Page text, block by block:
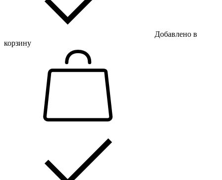
Добавлено в
корзину